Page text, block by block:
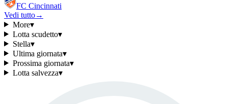
FC Cincinnati
Vedi tutto→
More▾
Lotta scudetto▾
Stella▾
Ultima giornata▾
Prossima giornata▾
Lotta salvezza▾